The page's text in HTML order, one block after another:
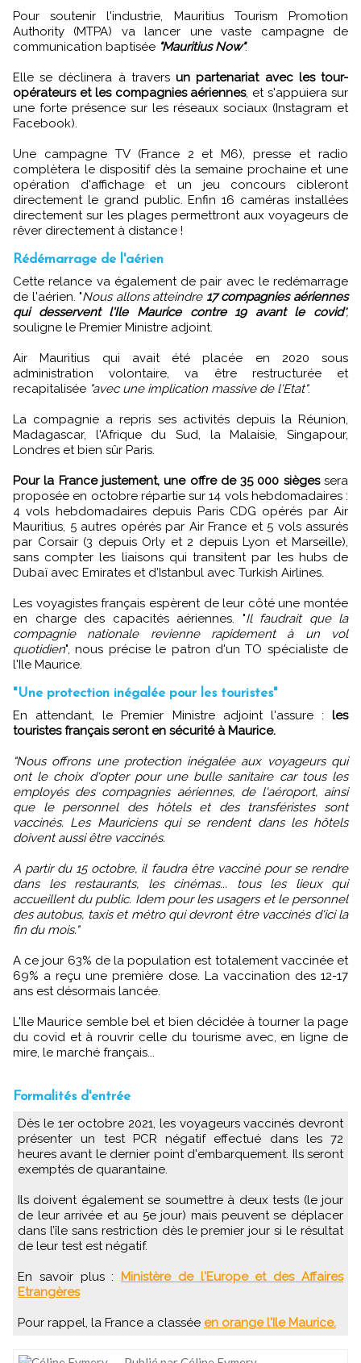
Pour soutenir l'industrie, Mauritius Tourism Promotion
Authority (MTPA) va lancer une vaste campagne de
communication baptisée "Mauritius Now".
Elle se déclinera à traversun partenariat avec les tour-
opérateurs et les compagnies aériennes, et s'appuiera sur
une forte présence sur les réseaux sociaux (Instagram et
Facebook).
Une campagne TV (France 2 et M6), presse et radio
complètera le dispositif dès la semaine prochaine et une
opération d'affichage et un jeu concours cibleront
directement le grand public. Enfin 16 caméras installées
directement sur les plages permettront aux voyageurs de
rêver directement à distance !
Rédémarrage de l'aérien
Cette relance va également de pair avec le redémarrage
de l'aérien. "Nous allons atteindre 17 compagnies aériennes
qui desservent l'Ile Maurice contre 19 avant le covid",
souligne le Premier Ministre adjoint.
Air Mauritius qui avait été placée en 2020 sous
administration volontaire, va être restructurée et
recapitalisée "avec une implication massive de l'Etat".
La compagnie a repris ses activités depuis la Réunion,
Madagascar, l'Afrique du Sud, la Malaisie, Singapour,
Londres et bien sûr Paris.
Pour la France justement, une offre de 35 000 siègessera
proposée en octobre répartie sur 14 vols hebdomadaires :
4 vols hebdomadaires depuis Paris CDG opérés par Air
Mauritius, 5 autres opérés par Air France et 5 vols assurés
par Corsair (3 depuis Orly et 2 depuis Lyon et Marseille),
sans compter les liaisons qui transitent par les hubs de
Dubaï avec Emirates et d'Istanbul avec Turkish Airlines.
Les voyagistes français espèrent de leur côté une montée
en charge des capacités aériennes. "Il faudrait que la
compagnie nationale revienne rapidement à un vol
quotidien", nous précise le patron d'un TO spécialiste de
l'Ile Maurice.
"Une protection inégalée pour les touristes"
En attendant, le Premier Ministre adjoint l'assure : les
touristes français seront en sécurité à Maurice.
"Nous offrons une protection inégalée aux voyageurs qui
ont le choix d'opter pour une bulle sanitaire car tous les
employés des compagnies aériennes, de l'aéroport, ainsi
que le personnel des hôtels et des transféristes sont
vaccinés. Les Mauriciens qui se rendent dans les hôtels
doivent aussi être vaccinés.
A partir du 15 octobre, il faudra être vacciné pour se rendre
dans les restaurants, les cinémas... tous les lieux qui
accueillent du public. Idem pour les usagers et le personnel
des autobus, taxis et métro qui devront être vaccinés d'ici la
fin du mois."
A ce jour 63% de la population est totalement vaccinée et
69% a reçu une première dose. La vaccination des 12-17
ans est désormais lancée.
L'Ile Maurice semble bel et bien décidée à tourner la page
du covid et à rouvrir celle du tourisme avec, en ligne de
mire, le marché français...
Formalités d'entrée
Dès le 1er octobre 2021, les voyageurs vaccinés devront
présenter un test PCR négatif effectué dans les 72
heures avant le dernier point d'embarquement. Ils seront
exemptés de quarantaine.
Ils doivent également se soumettre à deux tests (le jour
de leur arrivée et au 5e jour) mais peuvent se déplacer
dans l’île sans restriction dès le premier jour si le résultat
de leur test est négatif.
En savoir plus : Ministère de l'Europe et des Affaires
Etrangères
Pour rappel, la France a classée en orange l'Ile Maurice.